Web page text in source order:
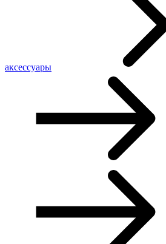
аксессуары